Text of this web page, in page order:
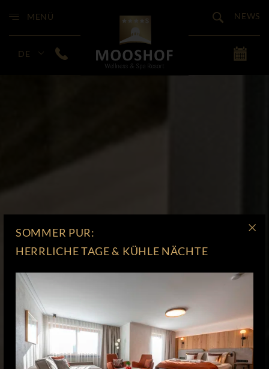
MENÜ NEWS
DE
SOMMER PUR:
HERRLICHE TAGE & KÜHLE NÄCHTE